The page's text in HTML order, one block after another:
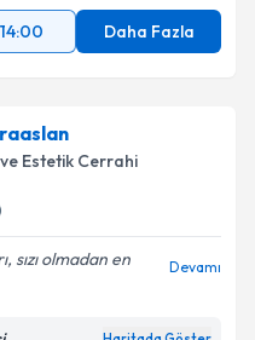
14:00 Daha Fazla
Estetik Cerrahi
sızı olmadan en
Devamı